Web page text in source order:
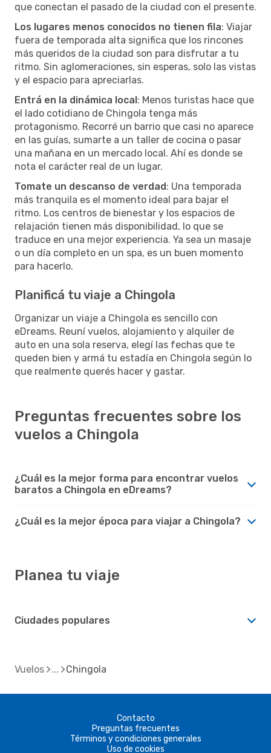
que conectan el pasado de la ciudad con el presente.
Los lugares menos conocidos no tienen fila: Viajar
fuera de temporada alta significa que los rincones
más queridos de la ciudad son para disfrutar a tu
ritmo. Sin aglomeraciones, sin esperas, solo las vistas
y el espacio para apreciarlas.
Entrá en la dinámica local: Menos turistas hace que
el lado cotidiano de Chingola tenga más
protagonismo. Recorré un barrio que casi no aparece
en las guías, sumarte a un taller de cocina o pasar
una mañana en un mercado local. Ahí es donde se
nota el carácter real de un lugar.
Tomate un descanso de verdad: Una temporada
más tranquila es el momento ideal para bajar el
ritmo. Los centros de bienestar y los espacios de
relajación tienen más disponibilidad, lo que se
traduce en una mejor experiencia. Ya sea un masaje
o un día completo en un spa, es un buen momento
para hacerlo.
Planificá tu viaje a Chingola
Organizar un viaje a Chingola es sencillo con
eDreams. Reuní vuelos, alojamiento y alquiler de
auto en una sola reserva, elegí las fechas que te
queden bien y armá tu estadía en Chingola según lo
que realmente querés hacer y gastar.
Preguntas frecuentes sobre los
vuelos a Chingola
¿Cuál es la mejor forma para encontrar vuelos
baratos a Chingola en eDreams?
¿Cuál es la mejor época para viajar a Chingola?
Planea tu viaje
Ciudades populares
Vuelos Chingola
Contacto
Preguntas frecuentes
Términos y condiciones generales
Uso de cookies